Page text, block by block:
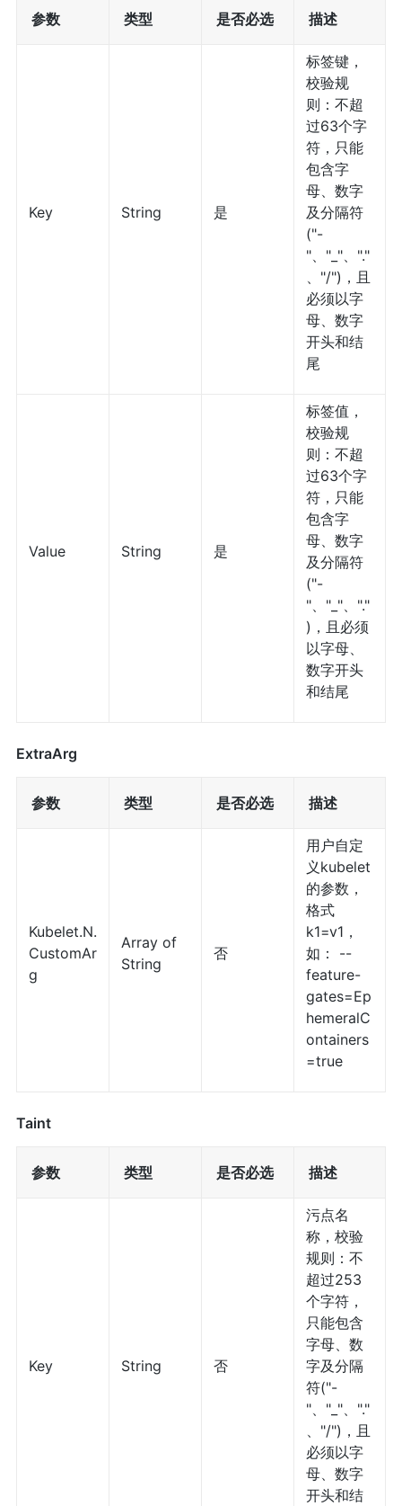
参数 类型 是否必选 描述
Key String 是
标签键，
校验规
则：不超
过63个字
符，只能
包含字
母、数字
及分隔符
("-
"、"_"、"."
、"/")，且
必须以字
母、数字
开头和结
尾
Value String 是
标签值，
校验规
则：不超
过63个字
符，只能
包含字
母、数字
及分隔符
("-
"、"_"、"."
)，且必须
以字母、
数字开头
和结尾
ExtraArg
参数 类型 是否必选 描述
Kubelet.N.
CustomAr
g
Array of
String
否
用户自定
义kubelet
的参数，
格式
k1=v1，
如： --
feature-
gates=Ep
hemeralC
ontainers
=true
Taint
参数 类型 是否必选 描述
Key String 否
污点名
称，校验
规则：不
超过253
个字符，
只能包含
字母、数
字及分隔
符("-
"、"_"、"."
、"/")，且
必须以字
母、数字
开头和结